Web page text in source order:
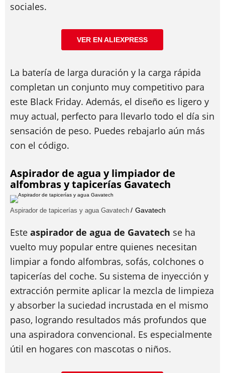
sociales.
VER EN ALIEXPRESS
La batería de larga duración y la carga rápida
completan un conjunto muy competitivo para
este Black Friday. Además, el diseño es ligero y
muy actual, perfecto para llevarlo todo el día sin
sensación de peso. Puedes rebajarlo aún más
con el código.
Aspirador de agua y limpiador de
alfombras y tapicerías Gavatech
Aspirador de tapicerías y agua Gavatech Gavatech
Este aspirador de agua de Gavatech se ha
vuelto muy popular entre quienes necesitan
limpiar a fondo alfombras, sofás, colchones o
tapicerías del coche. Su sistema de inyección y
extracción permite aplicar la mezcla de limpieza
y absorber la suciedad incrustada en el mismo
paso, logrando resultados más profundos que
una aspiradora convencional. Es especialmente
útil en hogares con mascotas o niños.